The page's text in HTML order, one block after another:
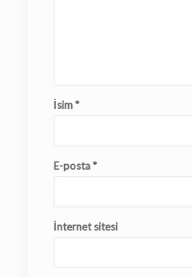
İsim*
E-posta*
İnternet sitesi